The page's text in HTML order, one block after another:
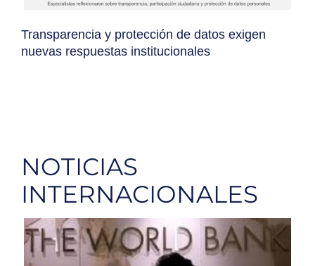
Transparencia y protección de datos exigen
nuevas respuestas institucionales
NOTICIAS
INTERNACIONALES